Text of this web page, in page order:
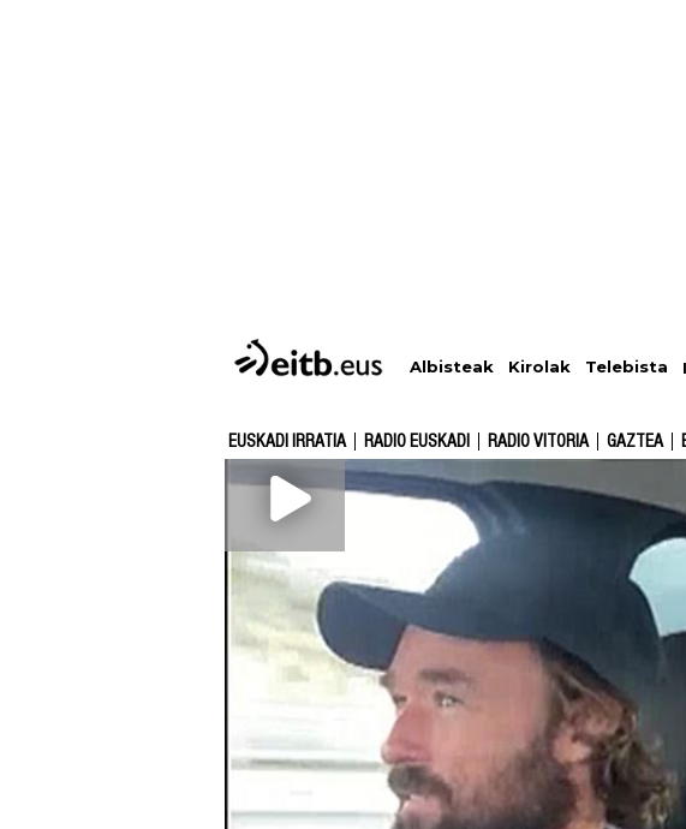
Albisteak Kirolak Telebista
EUSKADI IRRATIA RADIO EUSKADI RADIO VITORIA GAZTEA